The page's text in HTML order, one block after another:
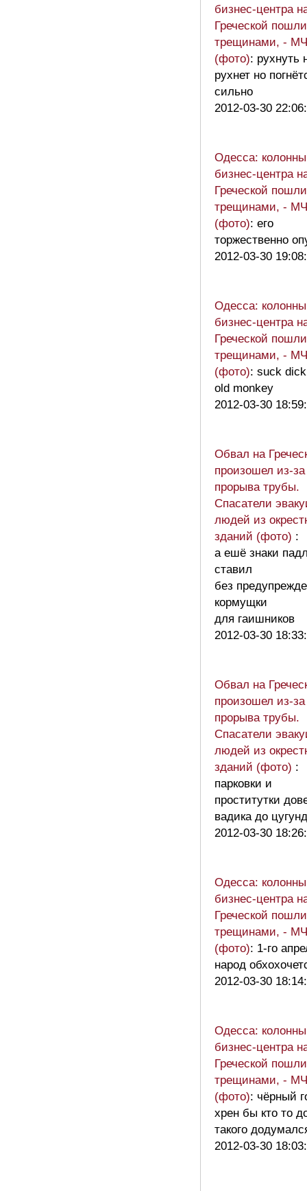
бизнес-центра
Греческой пошли
трещинами, -
(фото): рухнуть
рухнет но
сильно
2012-03-30
Одесса: колонны
бизнес-центра
Греческой пошли
трещинами, -
(фото): его
торжественно
2012-03-30
Одесса: колонны
бизнес-центра
Греческой пошли
трещинами, -
(фото): suck
old monkey
2012-03-30
Обвал на
произошел из-за
прорыва трубы.
Спасатели
людей из
зданий (фото) :
а ешё знаки
ставил
без
кормущки
для гаишников
2012-03-30
Обвал на
произошел из-за
прорыва трубы.
Спасатели
людей из
зданий (фото) :
парковки и
проститутки
вадика до
2012-03-30
Одесса: колонны
бизнес-центра
Греческой пошли
трещинами, -
(фото): 1-го
народ
2012-03-30
Одесса: колонны
бизнес-центра
Греческой пошли
трещинами, -
(фото): чёрный
хрен бы кто то
такого
2012-03-30